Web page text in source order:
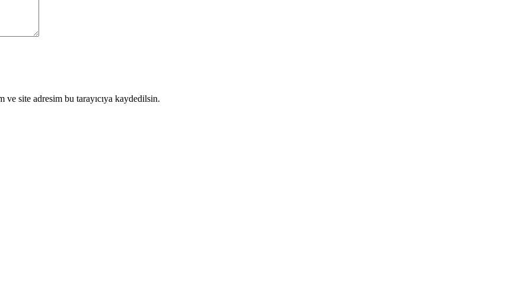
ve site adresim bu tarayıcıya kaydedilsin.